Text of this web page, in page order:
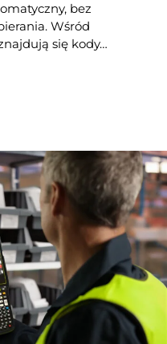
bez
Wśród
się kody…